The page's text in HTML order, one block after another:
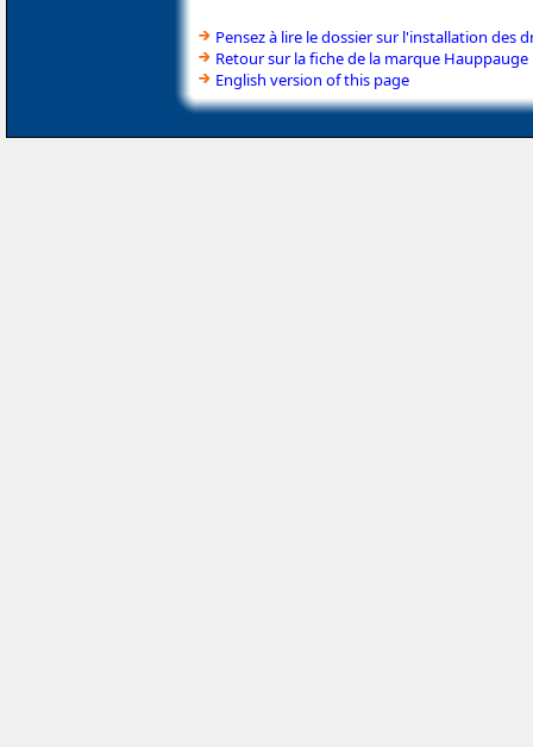
Pensez à lire le dossier sur l'installation des
Retour sur la fiche de la marque Hauppauge
English version of this page